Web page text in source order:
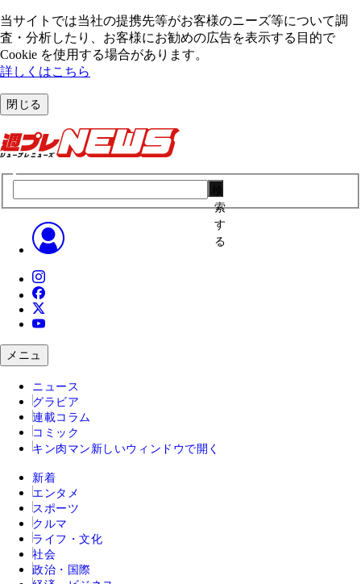
当サイトでは当社の提携先等がお客様のニーズ等について調
査・分析したり、お客様にお勧めの広告を表⽰する⽬的で
Cookie を使⽤する場合があります。
詳しくはこちら
閉じる
索
す
る
メニュ
ニュース
グラビア
連載コラム
コミック
キン肉マン 新しいウィンドウで開く
新着
エンタメ
スポーツ
クルマ
ライフ・文化
社会
政治・国際